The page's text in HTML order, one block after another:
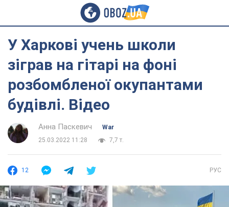
У Харкові учень школи
зіграв на гітарі на фоні
розбомбленої окупантами
будівлі. Відео
Анна Паскевич
War
25.03.2022 11:28
7,7 т.
12 РУС